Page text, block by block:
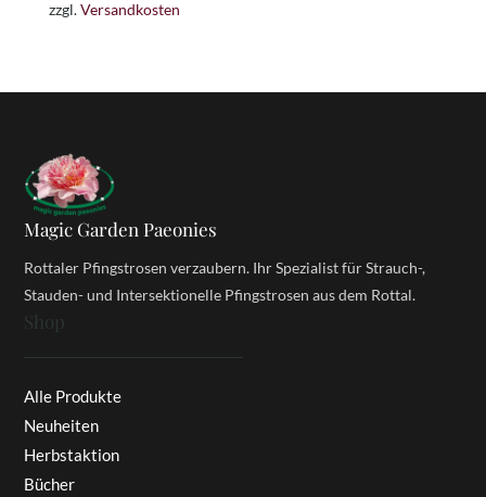
zzgl.Versandkosten
Magic Garden Paeonies
Rottaler Pfingstrosen verzaubern. Ihr Spezialist für Strauch-,
Stauden- und Intersektionelle Pfingstrosen aus dem Rottal.
Shop
Alle Produkte
Neuheiten
Herbstaktion
Bücher